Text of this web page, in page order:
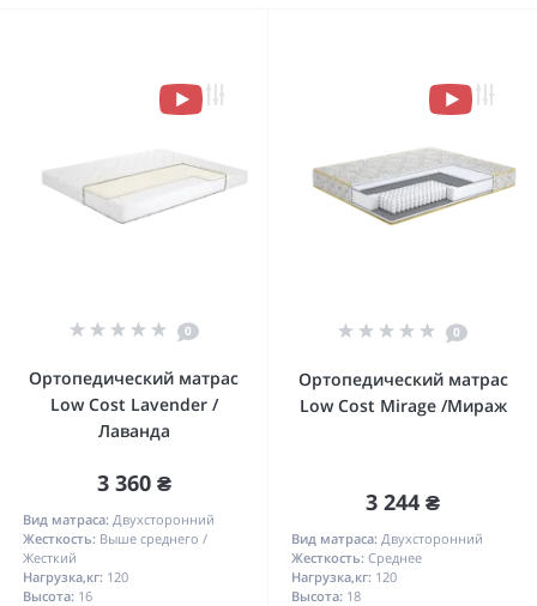
0
Ортопедический матрас
Low Cost Lavender /
Лаванда
3 360 ₴
Вид матраса: Двухсторонний
Жесткость: Выше среднего /
Жесткий
Нагрузка,кг: 120
Высота: 16
0
Ортопедический матрас
Low Cost Mirage /Мираж
3 244 ₴
Вид матраса: Двухсторонний
Жесткость: Среднее
Нагрузка,кг: 120
Высота: 18